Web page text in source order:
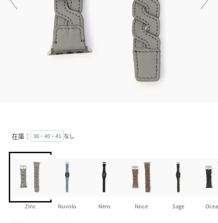
在庫： 38・40・41 なし
Zinc Nuvolo Nero Noce Sage